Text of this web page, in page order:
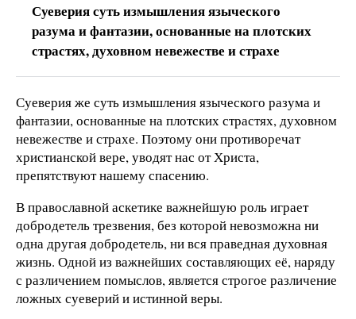
Суеверия суть измышления языческого
разума и фантазии, основанные на плотских
страстях, духовном невежестве и страхе
Суеверия же суть измышления языческого разума и
фантазии, основанные на плотских страстях, духовном
невежестве и страхе. Поэтому они противоречат
христианской вере, уводят нас от Христа,
препятствуют нашему спасению.
В православной аскетике важнейшую роль играет
добродетель трезвения, без которой невозможна ни
одна другая добродетель, ни вся праведная духовная
жизнь. Одной из важнейших составляющих её, наряду
с различением помыслов, является строгое различение
ложных суеверий и истинной веры.